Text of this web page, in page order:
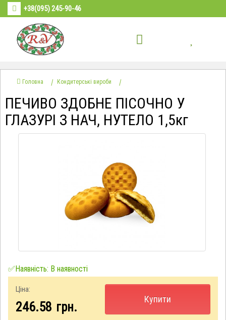
+38(095) 245-90-46
Головна Кондитерські вироби
ПЕЧИВО ЗДОБНЕ ПІСОЧНО У
ГЛАЗУРІ З НАЧ, НУТЕЛО 1,5кг
✅Наявність: В наявності
Ціна:
246.58 грн.
Купити